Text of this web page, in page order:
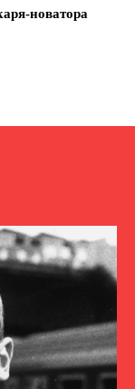
новатора